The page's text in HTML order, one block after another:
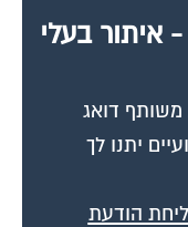
איתור בעלי
משותף דואג
יתנו לך
הודעת